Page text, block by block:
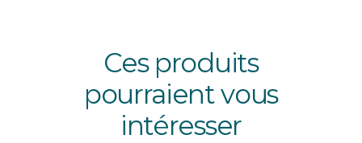
Ces produits
pourraient vous
intéresser